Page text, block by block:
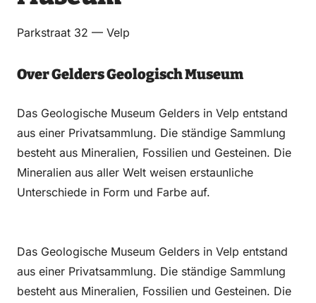
Parkstraat 32 — Velp
Over Gelders Geologisch Museum
Das Geologische Museum Gelders in Velp entstand
aus einer Privatsammlung. Die ständige Sammlung
besteht aus Mineralien, Fossilien und Gesteinen. Die
Mineralien aus aller Welt weisen erstaunliche
Unterschiede in Form und Farbe auf.
Das Geologische Museum Gelders in Velp entstand
aus einer Privatsammlung. Die ständige Sammlung
besteht aus Mineralien, Fossilien und Gesteinen. Die